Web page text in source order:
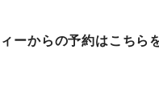
ーからの予約はこち